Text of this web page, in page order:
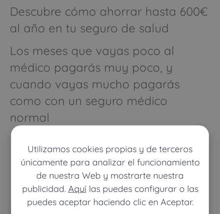
Utilizamos cookies propias y de terceros
únicamente para analizar el funcionamiento
de nuestra Web y mostrarte nuestra
publicidad. Aquílas puedes configurar o las
puedes aceptar haciendo clic en Aceptar.
Descubre cómo ahorrar hasta 600€
al año en tu seguro de salud
Los meses que vayas poco al
médico pagarás muy poco, y
cuando vayas mucho pagarás
como con un seguro médico
normal